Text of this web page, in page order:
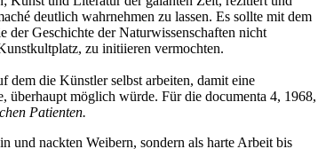
deutlich wahrnehmen zu lassen. Es sollte mit dem
der Geschichte der Naturwissenschaften nicht
zu initiieren vermochten.
dem die Künstler selbst arbeiten, damit eine
überhaupt möglich würde. Für die documenta 4, 1968,
Patienten.
und nackten Weibern, sondern als harte Arbeit bis